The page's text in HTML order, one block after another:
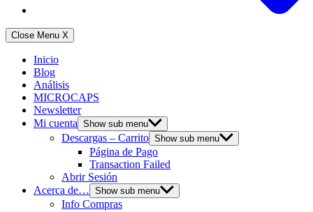
Close Menu X
Inicio
Blog
Análisis
MICROCAPS
Newsletter
Mi cuenta Show sub menu
Descargas – Carrito Show sub menu
Página de Pago
Transaction Failed
Abrir Sesión
Acerca de… Show sub menu
Info Compras